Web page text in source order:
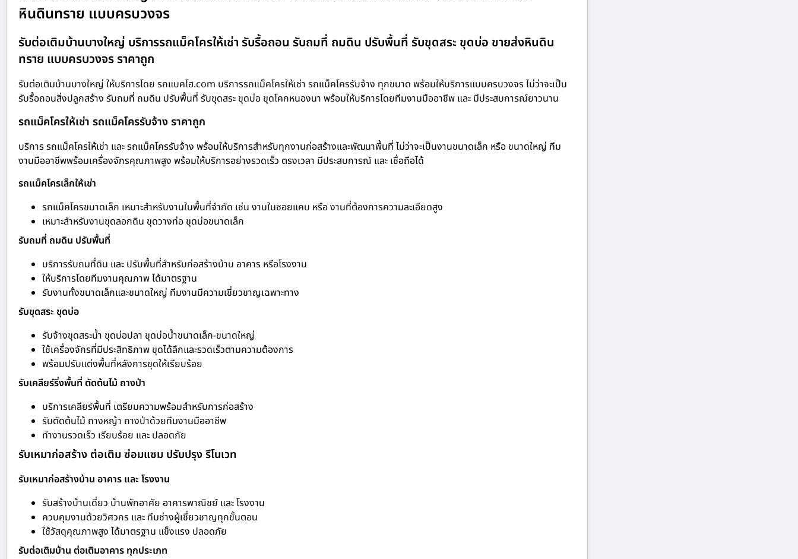
หินดินทราย แบบครบวงจร
รับต่อเติมบ้านบางใหญ่ บริการรถแม็คโครให้เช่า รับรื้อถอน รับถมที่ ถมดิน ปรับพื้นที่ รับขุดสระ ขุดบ่อ ขายส่งหินดิน
ทราย แบบครบวงจร ราคาถูก
รับต่อเติมบ้านบางใหญ่ ให้บริการโดย รถแบคโฮ.com บริการรถแม็คโครให้เช่า รถแม็คโครรับจ้าง ทุกขนาด พร้อมให้บริการแบบครบวงจร ไม่ว่าจะเป็น
รับรื้อถอนสิ่งปลูกสร้าง รับถมที่ ถมดิน ปรับพื้นที่ รับขุดสระ ขุดบ่อ ขุดโคกหนองนา พร้อมให้บริการโดยทีมงานมืออาชีพ และ มีประสบการณ์ยาวนาน
รถแม็คโครให้เช่า รถแม็คโครรับจ้าง ราคาถูก
บริการ รถแม็คโครให้เช่า และ รถแม็คโครรับจ้าง พร้อมให้บริการสำหรับทุกงานก่อสร้างและพัฒนาพื้นที่ ไม่ว่าจะเป็นงานขนาดเล็ก หรือ ขนาดใหญ่ ทีม
งานมืออาชีพพร้อมเครื่องจักรคุณภาพสูง พร้อมให้บริการอย่างรวดเร็ว ตรงเวลา มีประสบการณ์ และ เชื่อถือได้
รถแม็คโครเล็กให้เช่า
รถแม็คโครขนาดเล็ก เหมาะสำหรับงานในพื้นที่จำกัด เช่น งานในซอยแคบ หรือ งานที่ต้องการความละเอียดสูง
เหมาะสำหรับงานขุดลอกดิน ขุดวางท่อ ขุดบ่อขนาดเล็ก
รับถมที่ ถมดิน ปรับพื้นที่
บริการรับถมที่ดิน และ ปรับพื้นที่สำหรับก่อสร้างบ้าน อาคาร หรือโรงงาน
ให้บริการโดยทีมงานคุณภาพ ได้มาตรฐาน
รับงานทั้งขนาดเล็กและขนาดใหญ่ ทีมงานมีความเชี่ยวชาญเฉพาะทาง
รับขุดสระ ขุดบ่อ
รับจ้างขุดสระน้ำ ขุดบ่อปลา ขุดบ่อน้ำขนาดเล็ก-ขนาดใหญ่
ใช้เครื่องจักรที่มีประสิทธิภาพ ขุดได้ลึกและรวดเร็วตามความต้องการ
พร้อมปรับแต่งพื้นที่หลังการขุดให้เรียบร้อย
รับเคลียร์ริ่งพื้นที่ ตัดต้นไม้ ถางป่า
บริการเคลียร์พื้นที่ เตรียมความพร้อมสำหรับการก่อสร้าง
รับตัดต้นไม้ ถางหญ้า ถางป่าด้วยทีมงานมืออาชีพ
ทำงานรวดเร็ว เรียบร้อย และ ปลอดภัย
รับเหมาก่อสร้าง ต่อเติม ซ่อมแซม ปรับปรุง รีโนเวท
รับเหมาก่อสร้างบ้าน อาคาร และ โรงงาน
รับสร้างบ้านเดี่ยว บ้านพักอาศัย อาคารพาณิชย์ และ โรงงาน
ควบคุมงานด้วยวิศวกร และ ทีมช่างผู้เชี่ยวชาญทุกขั้นตอน
ใช้วัสดุคุณภาพสูง ได้มาตรฐาน แข็งแรง ปลอดภัย
รับต่อเติมบ้าน ต่อเติมอาคาร ทุกประเภท